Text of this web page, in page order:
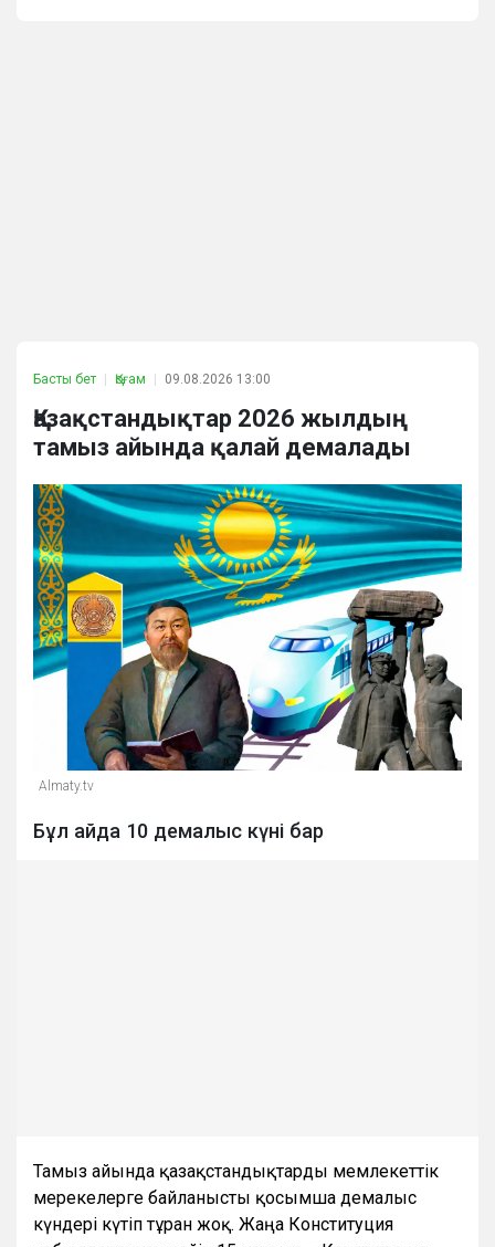
Басты бет Қоғам 09.08.2026 13:00
Қазақстандықтар 2026 жылдың
тамыз айында қалай демалады
Almaty.tv
Бұл айда 10 демалыс күні бар
Тамыз айында қазақстандықтарды мемлекеттік
мерекелерге байланысты қосымша демалыс
күндері күтіп тұрған жоқ. Жаңа Конституция